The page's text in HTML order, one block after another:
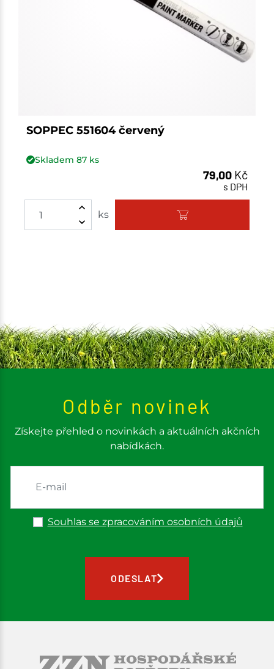
SOPPEC 551604 červený
Skladem 87ks
79,00 Kč
s DPH
ks
Odběr novinek
Získejte přehled o novinkách a aktuálních akčních
nabídkách.
Souhlas se zpracováním osobních údajů
ODESLAT